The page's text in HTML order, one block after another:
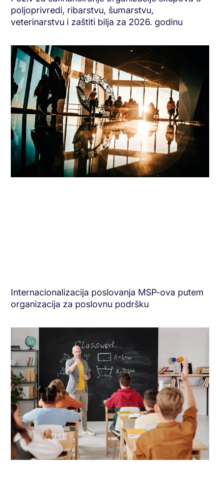
poljoprivredi, ribarstvu, šumarstvu,
veterinarstvu i zaštiti bilja za 2026. godinu
Internacionalizacija poslovanja MSP-ova putem
organizacija za poslovnu podršku